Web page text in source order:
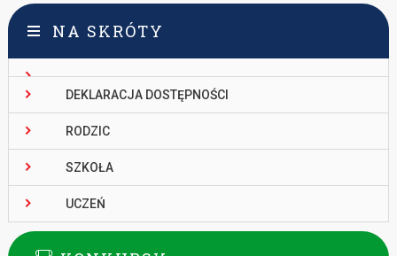
NA SKRÓTY
DEKLARACJA DOSTĘPNOŚCI
RODZIC
SZKOŁA
UCZEŃ